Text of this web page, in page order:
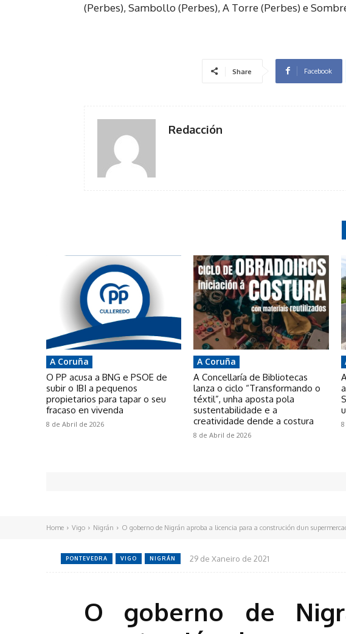
(Perbes), Sambollo (Perbes), A Torre (Perbes) e
Share Facebook
Redacción
A Coruña
O PP acusa a BNG e PSOE de
subir o IBI a pequenos
propietarios para tapar o seu
fracaso en vivenda
8 de Abril de 2026
A Coruña
A Concellaría de Bibliotecas
lanza o ciclo “Transformando o
téxtil”, unha aposta pola
sustentabilidade e a
creatividade dende a costura
8 de Abril de 2026